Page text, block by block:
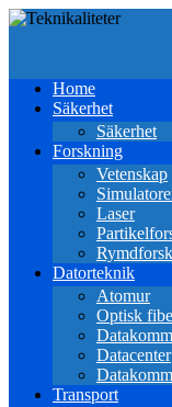
Home
Säkerhet
Säkerhet
Forskning
Vetenskap
Laser
Datorteknik
Atomur
Optisk
Datacenter
Transport